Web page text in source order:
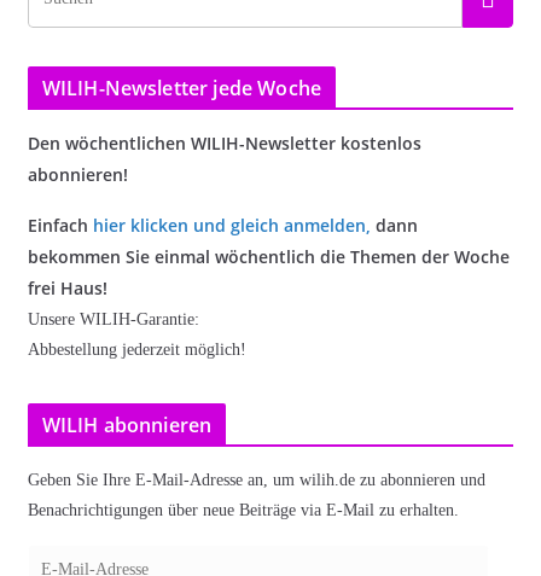
WILIH-Newsletter jede Woche
Den wöchentlichen WILIH-Newsletter kostenlos
abonnieren!
Einfach hier klicken und gleich anmelden, dann
bekommen Sie einmal wöchentlich die Themen der Woche
frei Haus!
Unsere WILIH-Garantie:
Abbestellung jederzeit möglich!
WILIH abonnieren
Geben Sie Ihre E-Mail-Adresse an, um wilih.de zu abonnieren und
Benachrichtigungen über neue Beiträge via E-Mail zu erhalten.